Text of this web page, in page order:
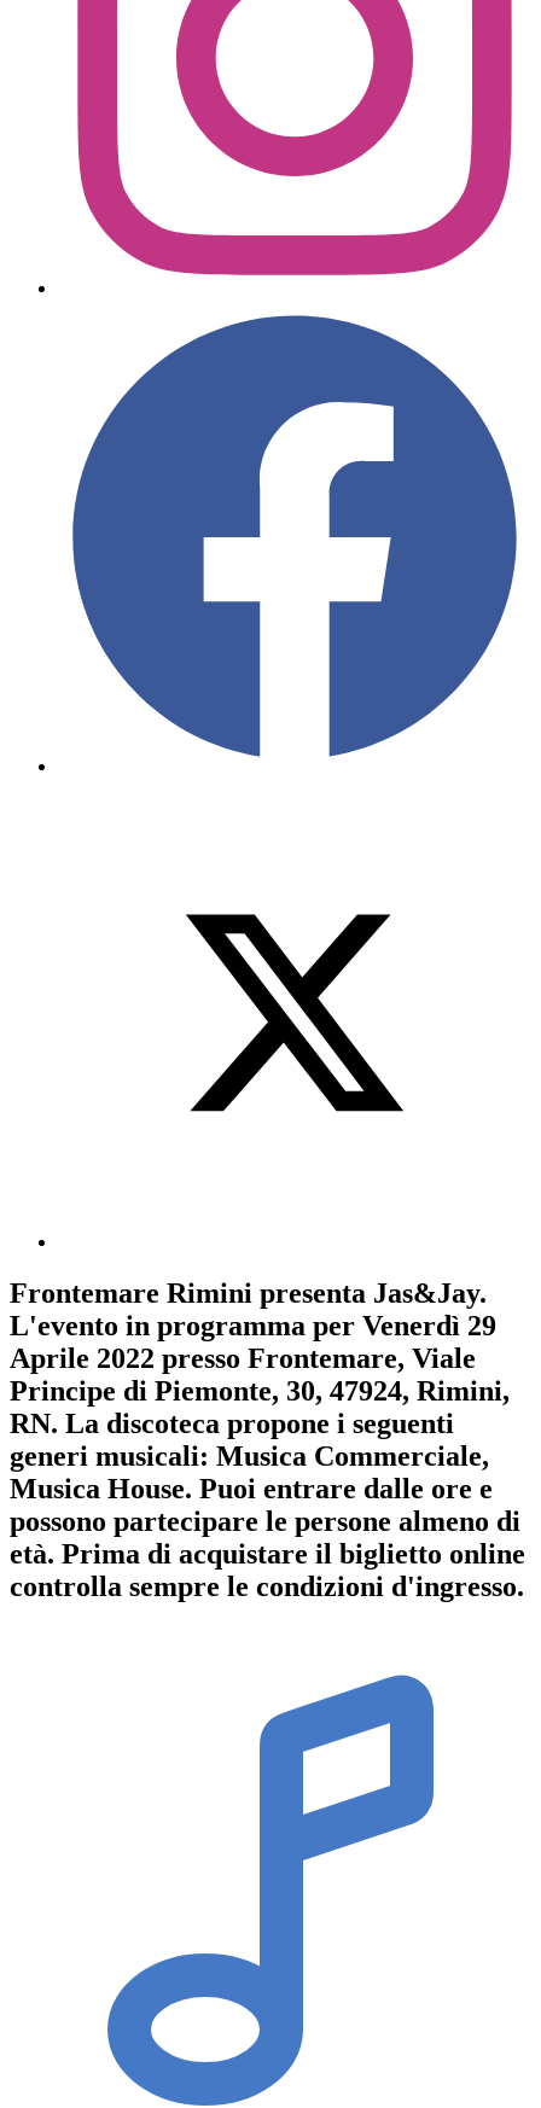
Frontemare Rimini presenta Jas&Jay.
L'evento in programma per Venerdì 29
Aprile 2022 presso Frontemare, Viale
Principe di Piemonte, 30, 47924, Rimini,
RN. La discoteca propone i seguenti
generi musicali: Musica Commerciale,
Musica House. Puoi entrare dalle ore e
possono partecipare le persone almeno di
età. Prima di acquistare il biglietto online
controlla sempre le condizioni d'ingresso.